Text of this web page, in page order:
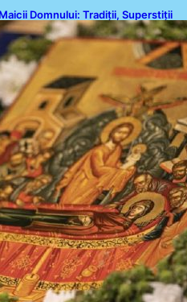
Domnului: Tradiții, Superstiții
în 2026